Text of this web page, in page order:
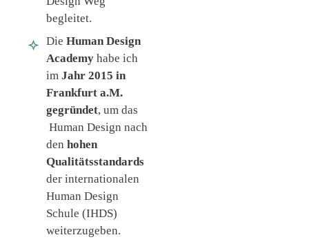
begleitet.
Die Human Design
Academy habe ich
im Jahr 2015 in
Frankfurt a.M.
gegründet, um das
Human Design nach
den hohen
Qualitätsstandards
der internationalen
Human Design
Schule (IHDS)
weiterzugeben.